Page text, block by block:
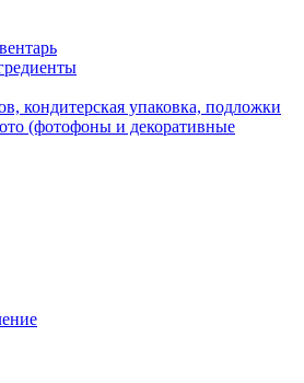
кондитерская упаковка, подложки
(фотофоны и декоративные